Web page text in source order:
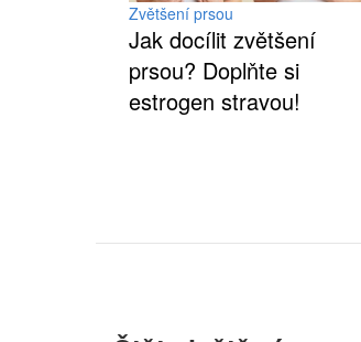
Zvětšení prsou
Jak docílit zvětšení
prsou? Doplňte si
estrogen stravou!